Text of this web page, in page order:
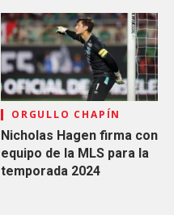
ORGULLO CHAPÍN
Nicholas Hagen firma con
equipo de la MLS para la
temporada 2024